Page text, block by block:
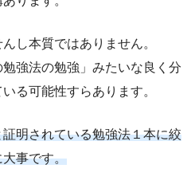
し本質ではありません。
強法の勉強」みたいな良く分
る可能性すらあります。
明されている勉強法１本に絞
事です。